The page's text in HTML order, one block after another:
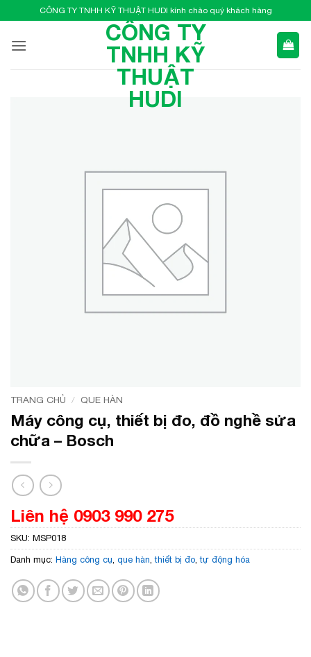
qua
nội
CÔNG TY TNHH KỸ THUẬT HUDI kính chào quý khách hàng
CÔNG TY
TNHH KỸ
THUẬT
HUDI
TRANG CHỦ / QUE HÀN
Máy công cụ, thiết bị đo, đồ nghề sửa
chữa – Bosch
Liên hệ 0903 990 275
SKU: MSP018
Danh mục: Hàng công cụ, que hàn,thiết bị đo,tự động hóa